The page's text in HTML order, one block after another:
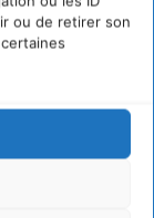
ou de retirer son
l’IFs
de futurs